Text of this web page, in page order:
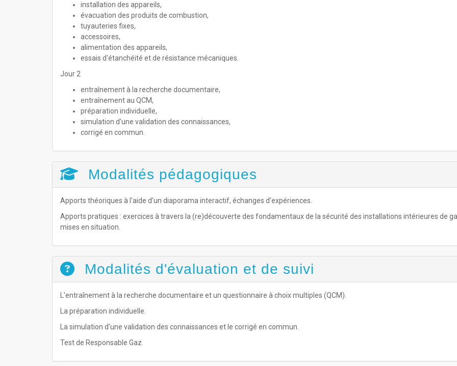
installation des appareils,
évacuation des produits de combustion,
tuyauteries fixes,
accessoires,
alimentation des appareils,
essais d'étanchéité et de résistance mécaniques.
Jour 2
entraînement à la recherche documentaire,
entraînement au QCM,
préparation individuelle,
simulation d'une validation des connaissances,
corrigé en commun.
Modalités pédagogiques
Apports théoriques à l'aide d'un diaporama interactif, échanges d'expériences.
Apports pratiques : exercices à travers la (re)découverte des fondamentaux de la sécurité des installations intérieures de
mises en situation.
Modalités d'évaluation et de suivi
L'entraînement à la recherche documentaire et un questionnaire à choix multiples (QCM).
La préparation individuelle.
La simulation d'une validation des connaissances et le corrigé en commun.
Test de Responsable Gaz.